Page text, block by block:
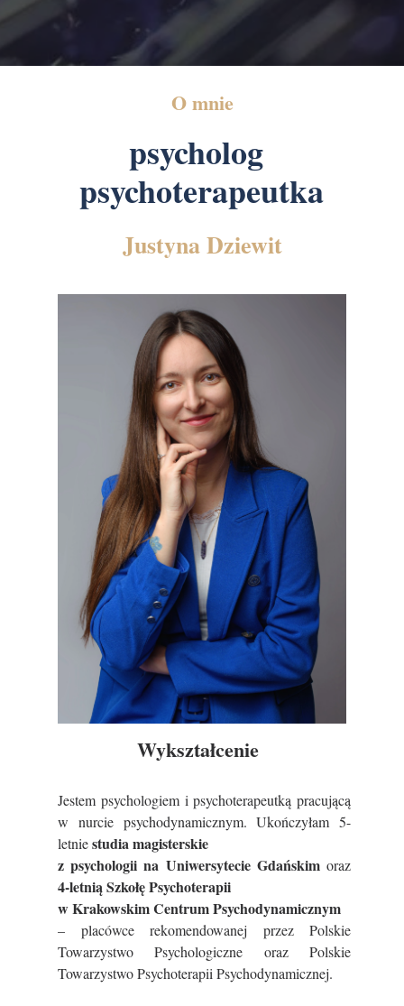
Wykształcenie
Jestem psychologiem i psychoterapeutką pracującą
w nurcie psychodynamicznym. Ukończyłam 5-
letniestudia magisterskie
z psychologii na Uniwersytecie Gdańskim oraz
4-letnią Szkołę Psychoterapii
w Krakowskim Centrum Psychodynamicznym
– placówce rekomendowanej przez Polskie
Towarzystwo Psychologiczne oraz Polskie
Towarzystwo Psychoterapii Psychodynamicznej.
O mnie
Justyna Dziewit
psycholog
psychoterapeutka